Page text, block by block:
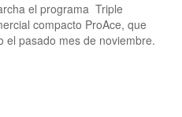
el programa Triple
compacto ProAce, que
el pasado mes de noviembre.